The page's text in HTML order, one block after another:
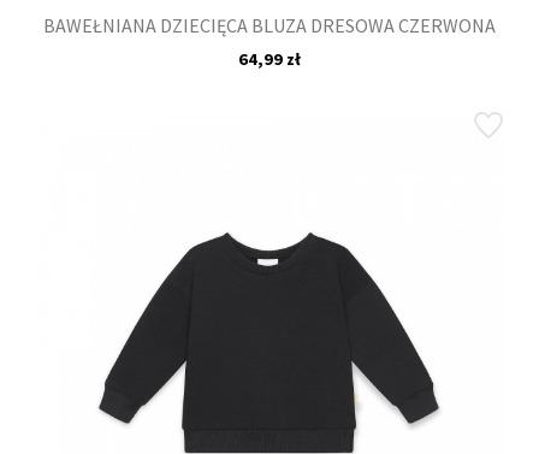
BAWEŁNIANA DZIECIĘCA BLUZA DRESOWA CZERWONA
64,99 zł